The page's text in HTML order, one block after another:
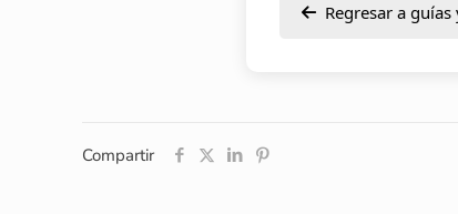
Regresar a
Compartir